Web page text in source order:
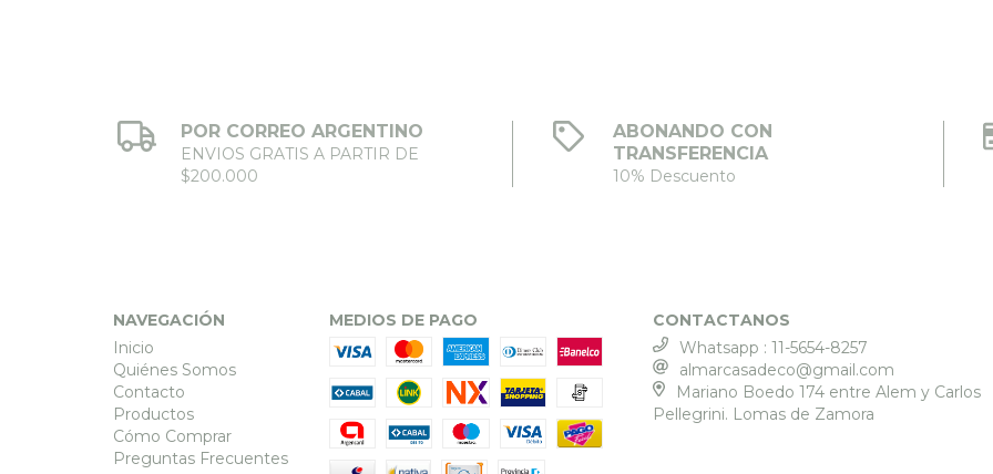
POR CORREO ARGENTINO
ENVIOS GRATIS A PARTIR DE
$200.000
ABONANDO CON
TRANSFERENCIA
10% Descuento
NAVEGACIÓN
Inicio
Quiénes Somos
Contacto
Productos
Cómo Comprar
Preguntas Frecuentes
MEDIOS DE PAGO
CONTACTANOS
Whatsapp : 11-5654-8257
almarcasadeco@gmail.com
Mariano Boedo 174 entre Alem y Carlos
Pellegrini. Lomas de Zamora